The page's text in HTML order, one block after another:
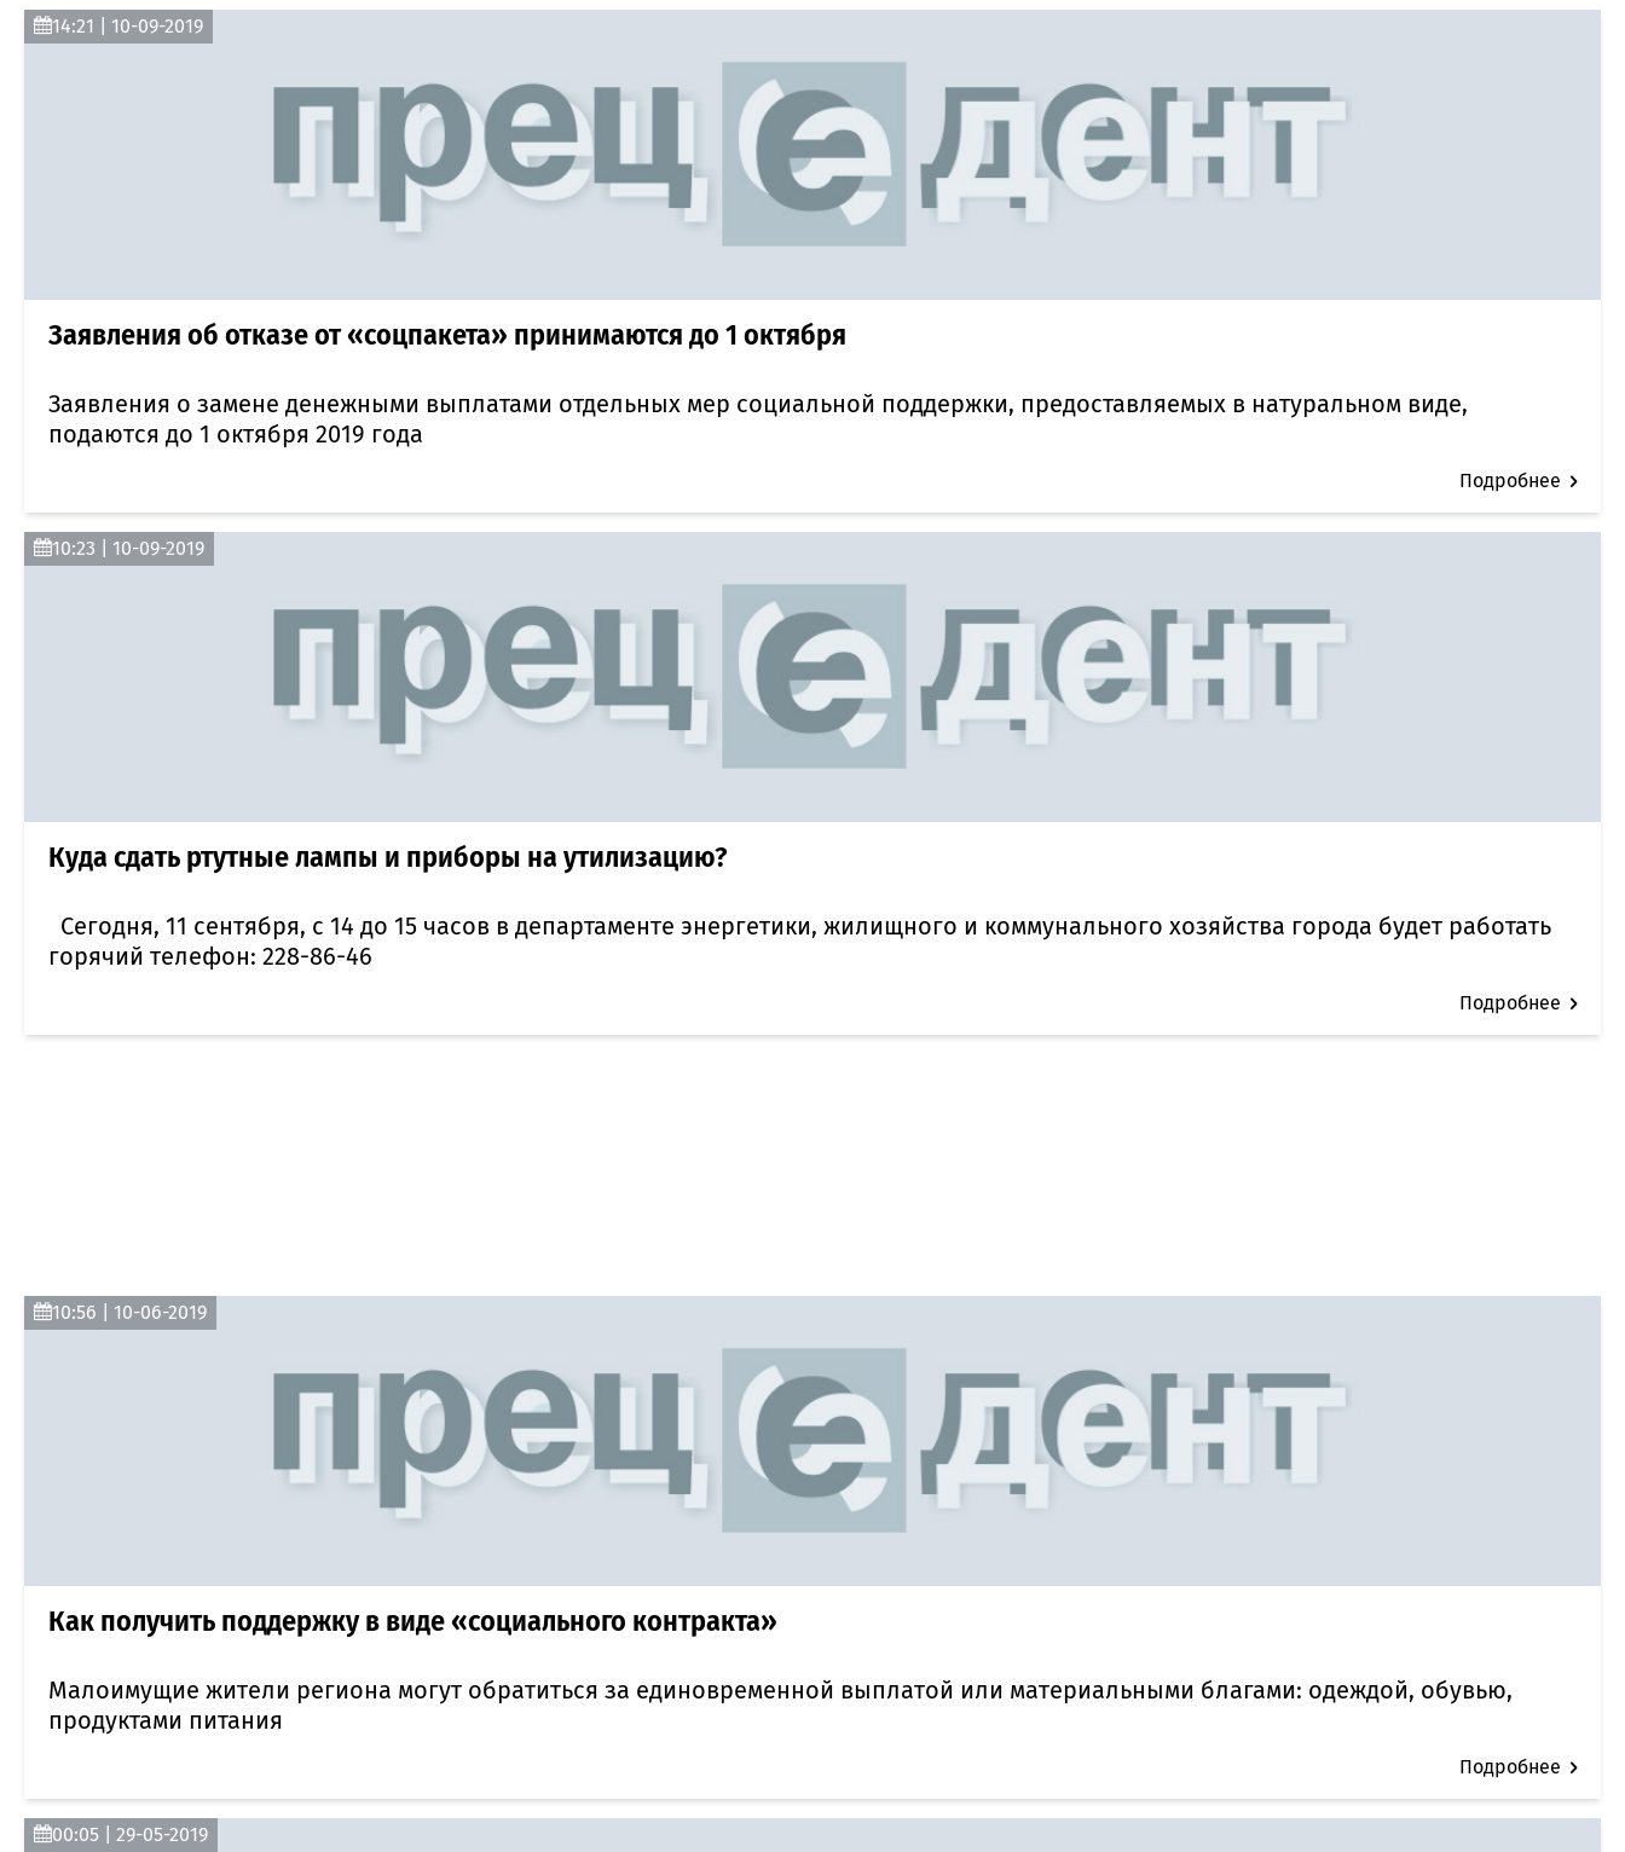
14:21 | 10-09-2019
Заявления об отказе от «соцпакета» принимаются до 1 октября
Заявления о замене денежными выплатами отдельных мер социальной поддержки, предоставляемых в натуральном виде,
подаются до 1 октября 2019 года
Подробнее
10:23 | 10-09-2019
Куда сдать ртутные лампы и приборы на утилизацию?
Сегодня, 11 сентября, с 14 до 15 часов в департаменте энергетики, жилищного и коммунального хозяйства города будет работать
горячий телефон: 228-86-46
Подробнее
10:56 | 10-06-2019
Как получить поддержку в виде «социального контракта»
Малоимущие жители региона могут обратиться за единовременной выплатой или материальными благами: одеждой, обувью,
продуктами питания
Подробнее
00:05 | 29-05-2019